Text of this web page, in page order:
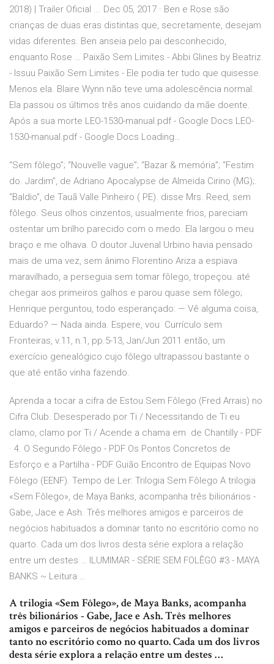
2018) | Trailer Oficial ... Dec 05, 2017 · Ben e Rose são
crianças de duas eras distintas que, secretamente, desejam
vidas diferentes. Ben anseia pelo pai desconhecido,
enquanto Rose … Paixão Sem Limites - Abbi Glines by Beatriz
- Issuu Paixão Sem Limites - Ele podia ter tudo que quisesse.
Menos ela. Blaire Wynn não teve uma adolescência normal.
Ela passou os últimos três anos cuidando da mãe doente.
Após a sua morte LEO-1530-manual.pdf - Google Docs LEO-
1530-manual.pdf - Google Docs Loading…
“Sem fôlego”; “Nouvelle vague”; “Bazar & memória”; “Festim
do. Jardim”, de Adriano Apocalypse de Almeida Cirino (MG);.
“Baldio”, de Tauã Valle Pinheiro ( PE). disse Mrs. Reed, sem
fôlego. Seus olhos cinzentos, usualmente frios, pareciam
ostentar um brilho parecido com o medo. Ela largou o meu
braço e me olhava. O doutor Juvenal Urbino havia pensado
mais de uma vez, sem ânimo Florentino Ariza a espiava
maravilhado, a perseguia sem tomar fôlego, tropeçou. até
chegar aos primeiros galhos e parou quase sem fôlego;
Henrique perguntou, todo esperançado: — Vê alguma coisa,
Eduardo? — Nada ainda. Espere, vou Currículo sem
Fronteiras, v.11, n.1, pp.5-13, Jan/Jun 2011 então, um
exercício genealógico cujo fôlego ultrapassou bastante o
que até então vinha fazendo.
Aprenda a tocar a cifra de Estou Sem Fôlego (Fred Arrais) no
Cifra Club. Desesperado por Ti / Necessitando de Ti eu
clamo, clamo por Ti / Acende a chama em de Chantilly - PDF
· 4. O Segundo Fôlego - PDF Os Pontos Concretos de
Esforço e a Partilha - PDF Guião Encontro de Equipas Novo
Fôlego (EENF). Tempo de Ler: Trilogia Sem Fôlego A trilogia
«Sem Fôlego», de Maya Banks, acompanha três bilionários -
Gabe, Jace e Ash. Três melhores amigos e parceiros de
negócios habituados a dominar tanto no escritório como no
quarto. Cada um dos livros desta série explora a relação
entre um destes … ILUMIMAR - SÉRIE SEM FOLÊGO #3 - MAYA
BANKS ~ Leitura …
A trilogia «Sem Fôlego», de Maya Banks, acompanha
três bilionários - Gabe, Jace e Ash. Três melhores
amigos e parceiros de negócios habituados a dominar
tanto no escritório como no quarto. Cada um dos livros
desta série explora a relação entre um destes …